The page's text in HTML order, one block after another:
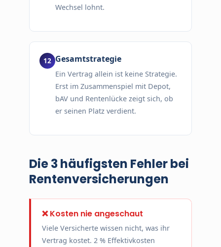
Wechsel lohnt.
Gesamtstrategie
Ein Vertrag allein ist keine Strategie.
Erst im Zusammenspiel mit Depot,
bAV und Rentenlücke zeigt sich, ob
er seinen Platz verdient.
Die 3 häufigsten Fehler bei
Rentenversicherungen
❌ Kosten nie angeschaut
Viele Versicherte wissen nicht, was ihr
Vertrag kostet. 2 % Effektivkosten